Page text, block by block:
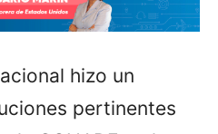
hizo un
pertinentes